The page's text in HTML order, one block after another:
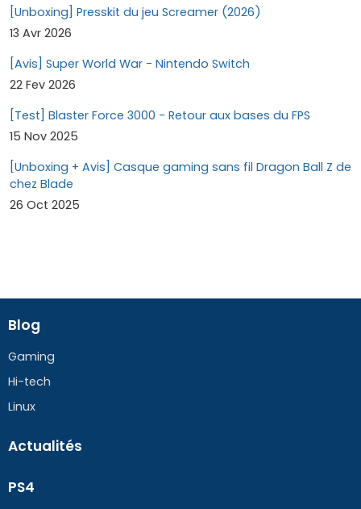
[Unboxing] Presskit du jeu Screamer (2026)
13 Avr 2026
[Avis] Super World War - Nintendo Switch
22 Fev 2026
[Test] Blaster Force 3000 - Retour aux bases du FPS
15 Nov 2025
[Unboxing + Avis] Casque gaming sans fil Dragon Ball Z de
chez Blade
26 Oct 2025
Blog
Gaming
Hi-tech
Linux
Actualités
PS4